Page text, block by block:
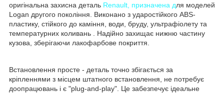
оригінальна захисна деталь Renault, призначена для моделей
Logan другого покоління. Виконано з ударостійкого ABS-
пластику, стійкого до каміння, води, бруду, ультрафіолету та
температурних коливань . Надійно захищає нижню частину
кузова, зберігаючи лакофарбове покриття.
Встановлення просте - деталь точно збігається за
кріпленнями з місцем штатного встановлення, не потребує
доопрацювань і є "plug-and-play". Це забезпечує ідеальне